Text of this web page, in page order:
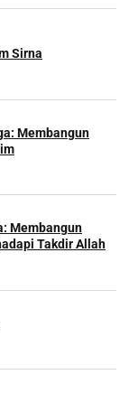
Sirna
Membangun
Membangun
Takdir Allah